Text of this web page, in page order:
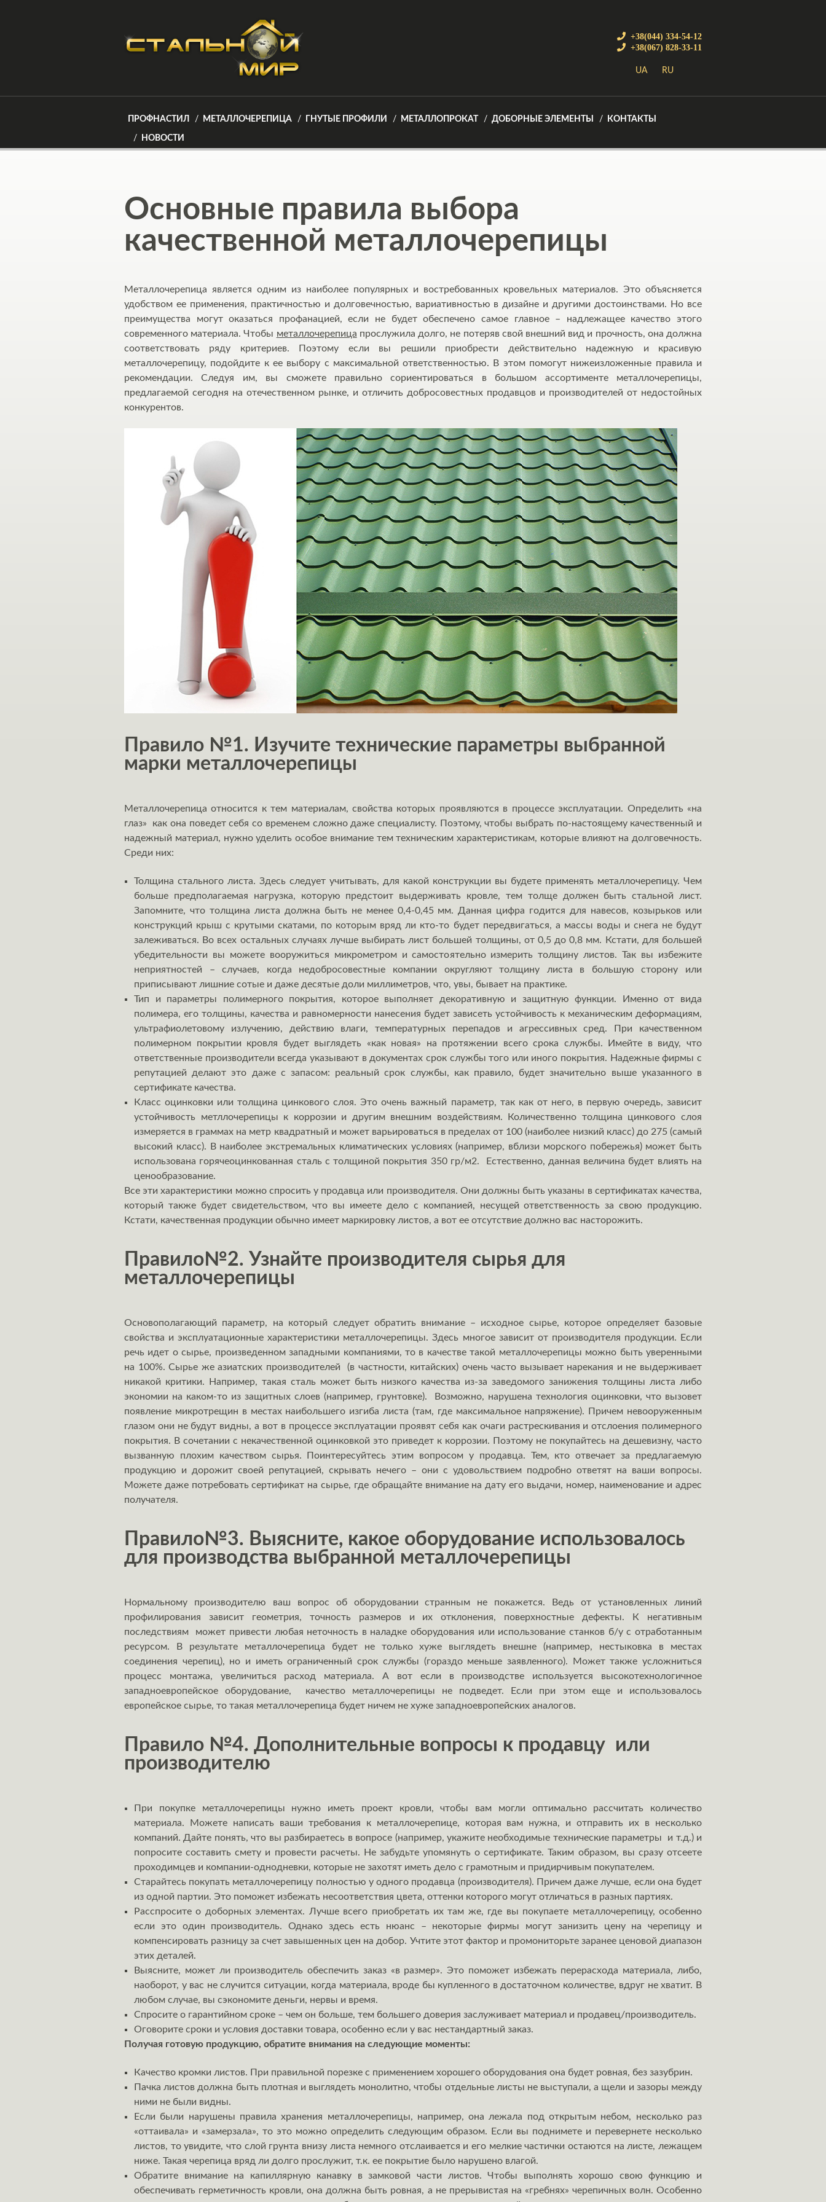
+38(044) 334-54-12
+38(067) 828-33-11
UA RU
ПРОФНАСТИЛ МЕТАЛЛОЧЕРЕПИЦА ГНУТЫЕ ПРОФИЛИ МЕТАЛЛОПРОКАТ ДОБОРНЫЕ ЭЛЕМЕНТЫ КОНТАКТЫ
НОВОСТИ
Основные правила выбора
качественной металлочерепицы
Металлочерепица является одним из наиболее популярных и востребованных кровельных материалов. Это объясняется
удобством ее применения, практичностью и долговечностью, вариативностью в дизайне и другими достоинствами. Но все
преимущества могут оказаться профанацией, если не будет обеспечено самое главное – надлежащее качество этого
современного материала. Чтобы металлочерепица прослужила долго, не потеряв свой внешний вид и прочность, она должна
соответствовать ряду критериев. Поэтому если вы решили приобрести действительно надежную и красивую
металлочерепицу, подойдите к ее выбору с максимальной ответственностью. В этом помогут нижеизложенные правила и
рекомендации. Следуя им, вы сможете правильно сориентироваться в большом ассортименте металлочерепицы,
предлагаемой сегодня на отечественном рынке, и отличить добросовестных продавцов и производителей от недостойных
конкурентов.
Правило №1. Изучите технические параметры выбранной
марки металлочерепицы
Металлочерепица относится к тем материалам, свойства которых проявляются в процессе эксплуатации. Определить «на
глаз» как она поведет себя со временем сложно даже специалисту. Поэтому, чтобы выбрать по-настоящему качественный и
надежный материал, нужно уделить особое внимание тем техническим характеристикам, которые влияют на долговечность.
Среди них:
Толщина стального листа. Здесь следует учитывать, для какой конструкции вы будете применять металлочерепицу. Чем
больше предполагаемая нагрузка, которую предстоит выдерживать кровле, тем толще должен быть стальной лист.
Запомните, что толщина листа должна быть не менее 0,4-0,45 мм. Данная цифра годится для навесов, козырьков или
конструкций крыш с крутыми скатами, по которым вряд ли кто-то будет передвигаться, а массы воды и снега не будут
залеживаться. Во всех остальных случаях лучше выбирать лист большей толщины, от 0,5 до 0,8 мм. Кстати, для большей
убедительности вы можете вооружиться микрометром и самостоятельно измерить толщину листов. Так вы избежите
неприятностей – случаев, когда недобросовестные компании округляют толщину листа в большую сторону или
приписывают лишние сотые и даже десятые доли миллиметров, что, увы, бывает на практике.
Тип и параметры полимерного покрытия, которое выполняет декоративную и защитную функции. Именно от вида
полимера, его толщины, качества и равномерности нанесения будет зависеть устойчивость к механическим деформациям,
ультрафиолетовому излучению, действию влаги, температурных перепадов и агрессивных сред. При качественном
полимерном покрытии кровля будет выглядеть «как новая» на протяжении всего срока службы. Имейте в виду, что
ответственные производители всегда указывают в документах срок службы того или иного покрытия. Надежные фирмы с
репутацией делают это даже с запасом: реальный срок службы, как правило, будет значительно выше указанного в
сертификате качества.
Класс оцинковки или толщина цинкового слоя. Это очень важный параметр, так как от него, в первую очередь, зависит
устойчивость метллочерепицы к коррозии и другим внешним воздействиям. Количественно толщина цинкового слоя
измеряется в граммах на метр квадратный и может варьироваться в пределах от 100 (наиболее низкий класс) до 275 (самый
высокий класс). В наиболее экстремальных климатических условиях (например, вблизи морского побережья) может быть
использована горячеоцинкованная сталь с толщиной покрытия 350 гр/м2. Естественно, данная величина будет влиять на
ценообразование.
Все эти характеристики можно спросить у продавца или производителя. Они должны быть указаны в сертификатах качества,
который также будет свидетельством, что вы имеете дело с компанией, несущей ответственность за свою продукцию.
Кстати, качественная продукции обычно имеет маркировку листов, а вот ее отсутствие должно вас насторожить.
Правило№2. Узнайте производителя сырья для
металлочерепицы
Основополагающий параметр, на который следует обратить внимание – исходное сырье, которое определяет базовые
свойства и эксплуатационные характеристики металлочерепицы. Здесь многое зависит от производителя продукции. Если
речь идет о сырье, произведенном западными компаниями, то в качестве такой металлочерепицы можно быть уверенными
на 100%. Сырье же азиатских производителей (в частности, китайских) очень часто вызывает нарекания и не выдерживает
никакой критики. Например, такая сталь может быть низкого качества из-за заведомого занижения толщины листа либо
экономии на каком-то из защитных слоев (например, грунтовке). Возможно, нарушена технология оцинковки, что вызовет
появление микротрещин в местах наибольшего изгиба листа (там, где максимальное напряжение). Причем невооруженным
глазом они не будут видны, а вот в процессе эксплуатации проявят себя как очаги растрескивания и отслоения полимерного
покрытия. В сочетании с некачественной оцинковкой это приведет к коррозии. Поэтому не покупайтесь на дешевизну, часто
вызванную плохим качеством сырья. Поинтересуйтесь этим вопросом у продавца. Тем, кто отвечает за предлагаемую
продукцию и дорожит своей репутацией, скрывать нечего – они с удовольствием подробно ответят на ваши вопросы.
Можете даже потребовать сертификат на сырье, где обращайте внимание на дату его выдачи, номер, наименование и адрес
получателя.
Правило№3. Выясните, какое оборудование использовалось
для производства выбранной металлочерепицы
Нормальному производителю ваш вопрос об оборудовании странным не покажется. Ведь от установленных линий
профилирования зависит геометрия, точность размеров и их отклонения, поверхностные дефекты. К негативным
последствиям может привести любая неточность в наладке оборудования или использование станков б/у с отработанным
ресурсом. В результате металлочерепица будет не только хуже выглядеть внешне (например, нестыковка в местах
соединения черепиц), но и иметь ограниченный срок службы (гораздо меньше заявленного). Может также усложниться
процесс монтажа, увеличиться расход материала. А вот если в производстве используется высокотехнологичное
западноевропейское оборудование, качество металлочерепицы не подведет. Если при этом еще и использовалось
европейское сырье, то такая металлочерепица будет ничем не хуже западноевропейских аналогов.
Правило №4. Дополнительные вопросы к продавцу или
производителю
При покупке металлочерепицы нужно иметь проект кровли, чтобы вам могли оптимально рассчитать количество
материала. Можете написать ваши требования к металлочерепице, которая вам нужна, и отправить их в несколько
компаний. Дайте понять, что вы разбираетесь в вопросе (например, укажите необходимые технические параметры и т.д.) и
попросите составить смету и провести расчеты. Не забудьте упомянуть о сертификате. Таким образом, вы сразу отсеете
проходимцев и компании-однодневки, которые не захотят иметь дело с грамотным и придирчивым покупателем.
Старайтесь покупать металлочерепицу полностью у одного продавца (производителя). Причем даже лучше, если она будет
из одной партии. Это поможет избежать несоответствия цвета, оттенки которого могут отличаться в разных партиях.
Расспросите о доборных элементах. Лучше всего приобретать их там же, где вы покупаете металлочерепицу, особенно
если это один производитель. Однако здесь есть нюанс – некоторые фирмы могут занизить цену на черепицу и
компенсировать разницу за счет завышенных цен на добор. Учтите этот фактор и промониторьте заранее ценовой диапазон
этих деталей.
Выясните, может ли производитель обеспечить заказ «в размер». Это поможет избежать перерасхода материала, либо,
наоборот, у вас не случится ситуации, когда материала, вроде бы купленного в достаточном количестве, вдруг не хватит. В
любом случае, вы сэкономите деньги, нервы и время.
Спросите о гарантийном сроке – чем он больше, тем большего доверия заслуживает материал и продавец/производитель.
Оговорите сроки и условия доставки товара, особенно если у вас нестандартный заказ.
Получая готовую продукцию, обратите внимания на следующие моменты:
Качество кромки листов. При правильной порезке с применением хорошего оборудования она будет ровная, без зазубрин.
Пачка листов должна быть плотная и выглядеть монолитно, чтобы отдельные листы не выступали, а щели и зазоры между
ними не были видны.
Если были нарушены правила хранения металлочерепицы, например, она лежала под открытым небом, несколько раз
«оттаивала» и «замерзала», то это можно определить следующим образом. Если вы поднимете и перевернете несколько
листов, то увидите, что слой грунта внизу листа немного отслаивается и его мелкие частички остаются на листе, лежащем
ниже. Такая черепица вряд ли долго прослужит, т.к. ее покрытие было нарушено влагой.
Обратите внимание на капиллярную канавку в замковой части листов. Чтобы выполнять хорошо свою функцию и
обеспечивать герметичность кровли, она должна быть ровная, а не прерывистая на «гребнях» черепичных волн. Особенно